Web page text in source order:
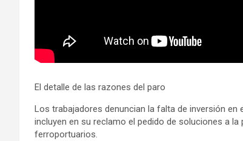
El detalle de las razones del paro
Los trabajadores denuncian la falta de inversión en
incluyen en su reclamo el pedido de soluciones a
ferroportuarios.